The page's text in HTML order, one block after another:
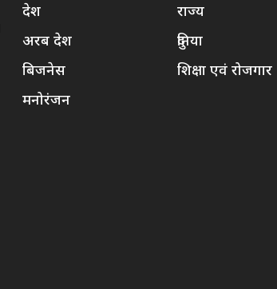
देश
राज्य
अरब देश
दुनिया
बिजनेस
शिक्षा एवं रोजगार
मनोरंजन